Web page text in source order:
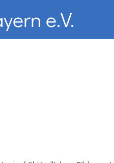
e.V.